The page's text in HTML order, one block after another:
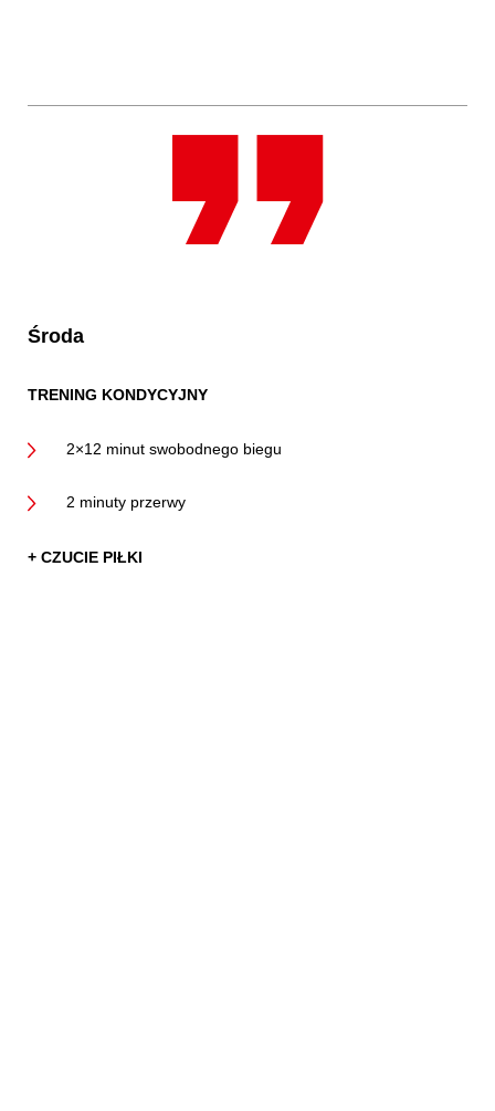
Środa
TRENING KONDYCYJNY
2×12 minut swobodnego biegu
2 minuty przerwy
+ CZUCIE PIŁKI